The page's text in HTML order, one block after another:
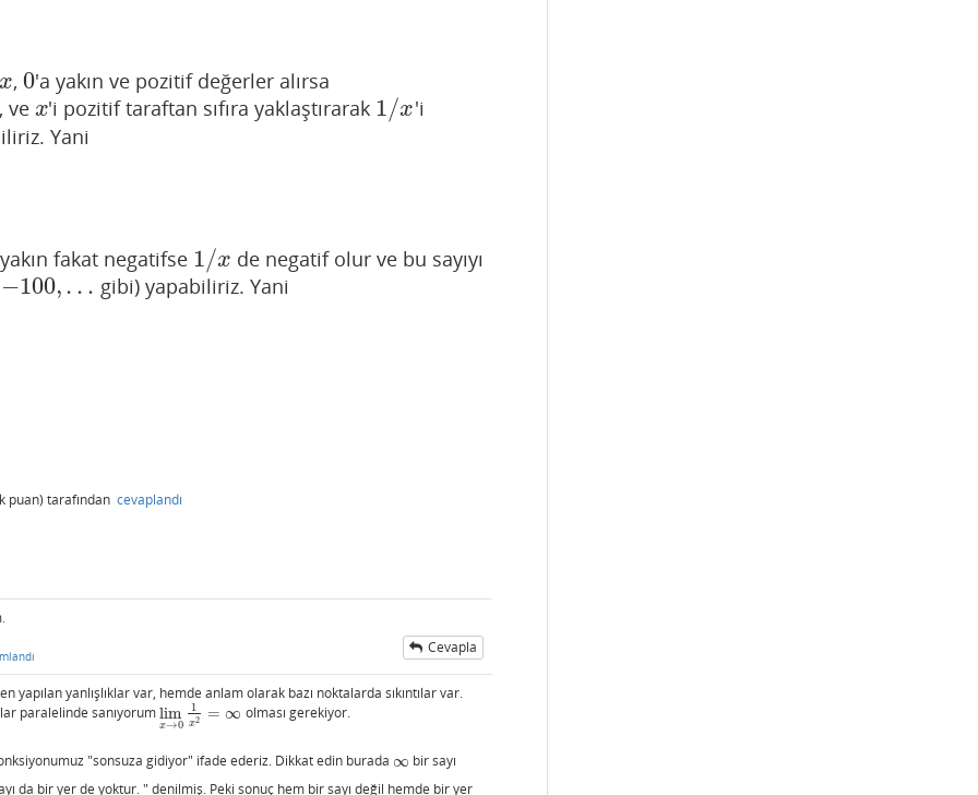
x
x , 0
0'a yakın ve pozitif değerler alırsa
ve x
x'i pozitif taraftan sıfıra yaklaştırarak 1/x
1/x 'i
Yani
fakat negatifse 1/x
1/x
de negatif olur ve bu sayıyı
−100,…
−100,… gibi) yapabiliriz. Yani
puan) tarafından cevaplandı
Cevapla
yapılan yanlışlıklar var, hemde anlam olarak bazı noktalarda sıkıntılar var.
paralelinde sanıyorumlim
x→0
1
x2 = ∞
limx →0 1x2=∞ olması gerekiyor.
"sonsuza gidiyor" ifade ederiz. Dikkat edin burada ∞
∞
bir sayı
da bir yer de yoktur. " denilmiş. Peki sonuç hem bir sayı değil hemde bir yer